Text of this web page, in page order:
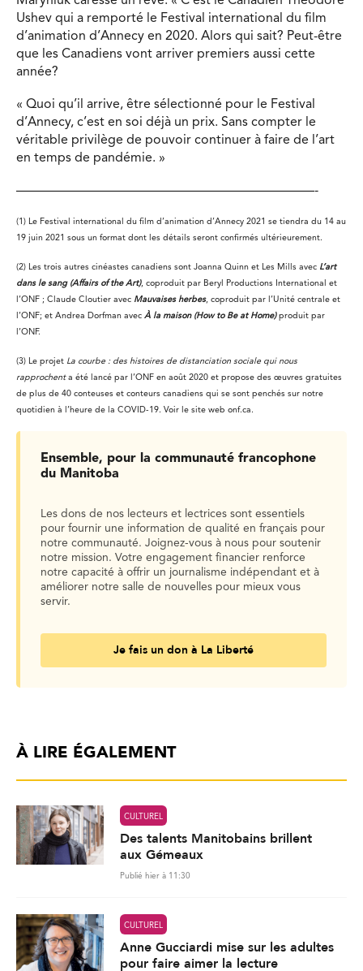
Ushev qui a remporté le Festival international du film
d’animation d’Annecy en 2020. Alors qui sait? Peut-être
que les Canadiens vont arriver premiers aussi cette
année?
« Quoi qu’il arrive, être sélectionné pour le Festival
d’Annecy, c’est en soi déjà un prix. Sans compter le
véritable privilège de pouvoir continuer à faire de l’art
en temps de pandémie. »
———————————————————————-
(1) Le Festival international du film d’animation d’Annecy 2021 se tiendra du 14 au
19 juin 2021 sous un format dont les détails seront confirmés ultérieurement.
(2) Les trois autres cinéastes canadiens sont Joanna Quinn et Les Mills avec L’art
dans le sang (Affairs of the Art), coproduit par Beryl Productions International et
l’ONF ; Claude Cloutier avec Mauvaises herbes, coproduit par l’Unité centrale et
l’ONF; et Andrea Dorfman avec À la maison (How to Be at Home)produit par
l’ONF.
(3) Le projet La courbe : des histoires de distanciation sociale qui nous
rapprochenta été lancé par l’ONF en août 2020 et propose des œuvres gratuites
de plus de 40 conteuses et conteurs canadiens qui se sont penchés sur notre
quotidien à l’heure de la COVID-19. Voir le site web onf.ca.
Ensemble, pour la communauté francophone
du Manitoba
Les dons de nos lecteurs et lectrices sont essentiels
pour fournir une information de qualité en français pour
notre communauté. Joignez-vous à nous pour soutenir
notre mission. Votre engagement financier renforce
notre capacité à offrir un journalisme indépendant et à
améliorer notre salle de nouvelles pour mieux vous
servir.
Je fais un don à La Liberté
À LIRE ÉGALEMENT
CULTUREL
Des talents Manitobains brillent
aux Gémeaux
Publié hier à 11:30
CULTUREL
Anne Gucciardi mise sur les adultes
pour faire aimer la lecture